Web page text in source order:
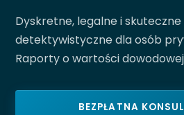
Dyskretne, legalne i skuteczne
detektywistyczne dla osób
Raporty o wartości
BEZPŁATNA